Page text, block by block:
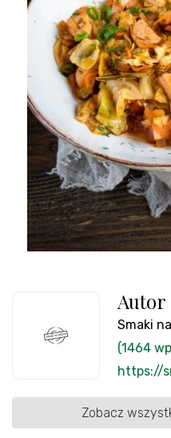
Autor
Smaki
(1464
https://
Zobacz